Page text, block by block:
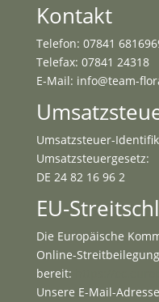
Kontakt
Telefon: 07841
Telefax: 07841 24318
E-Mail: info@team-
Umsatzsteuer-
Umsatzsteuergesetz:
DE 24 82 16 96 2
EU-
Die Europäische
Online-Streitbeilegung
bereit:
Unsere E-Mail-